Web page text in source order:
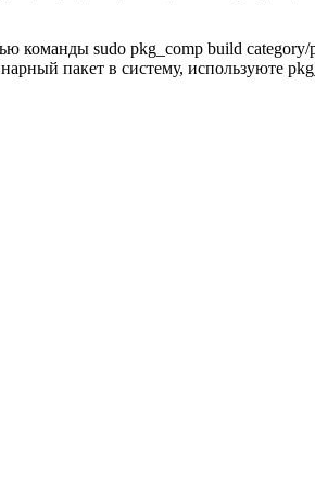
sudo pkg_comp build
пакет в систему, используюте